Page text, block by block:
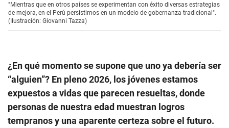
"Mientras que en otros países se experimentan con éxito diversas estrategias
de mejora, en el Perú persistimos en un modelo de gobernanza tradicional".
(Ilustración: Giovanni Tazza)
¿En qué momento se supone que uno ya debería ser
“alguien”? En pleno 2026, los jóvenes estamos
expuestos a vidas que parecen resueltas, donde
personas de nuestra edad muestran logros
tempranos y una aparente certeza sobre el futuro.